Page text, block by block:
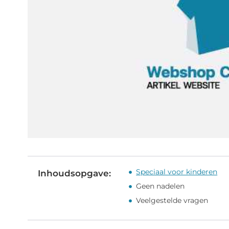
Inhoudsopgave:
Speciaal voor kinderen
Geen nadelen
Veelgestelde vragen